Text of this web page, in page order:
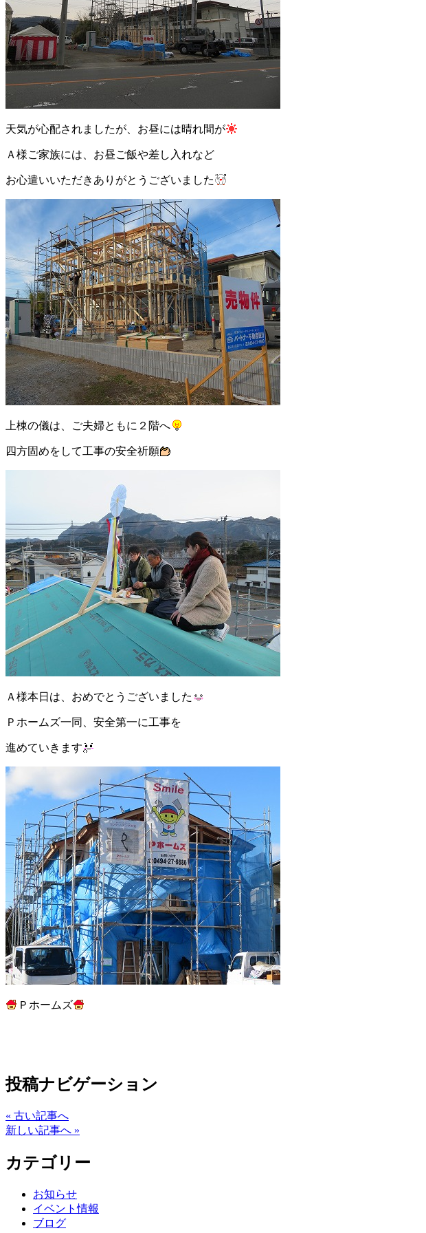
天気が心配されましたが、お昼には晴れ間が
Ａ様ご家族には、お昼ご飯や差し入れなど
お心遣いいただきありがとうございました
上棟の儀は、ご夫婦ともに２階へ
四方固めをして工事の安全祈願
Ａ様本日は、おめでとうございました
Ｐホームズ一同、安全第一に工事を
進めていきます
Ｐホームズ
投稿ナビゲーション
« 古い記事へ
新しい記事へ »
カテゴリー
お知らせ
イベント情報
ブログ